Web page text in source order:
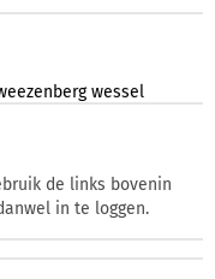
wessel
de links bovenin
in te loggen.